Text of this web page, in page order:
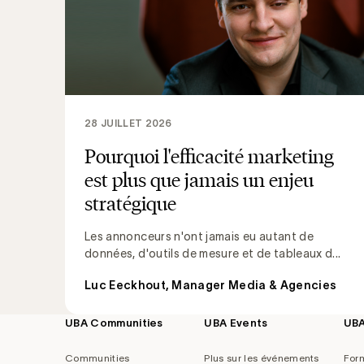
Pourquoi l'efficacité marketing
est plus que jamais un enjeu
stratégique
Les annonceurs n'ont jamais eu autant de
données, d'outils de mesure et de tableaux d...
28 JUILLET 2026
Luc Eeckhout, Manager Media & Agencies
Footer
UBA Communities
Communities
UBA Events
Plus sur les événements